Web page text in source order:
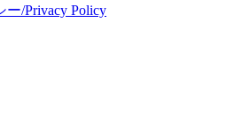
/Privacy Policy